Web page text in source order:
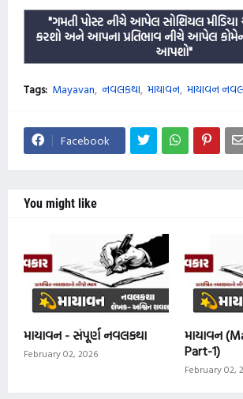
"ગમતી પોસ્ટ નીચે આપેલ સોશિયલ
કરશો અને આપના પ્રતિભાવ નીચે આપેલ
આપશો"
Tags: Mayavan નવલકથા માયાવન માયાવન
Facebook
You might like
માયાવન - સંપૂર્ણ નવલકથા
February 02, 2026
માયાવન
Part-1)
February 02,